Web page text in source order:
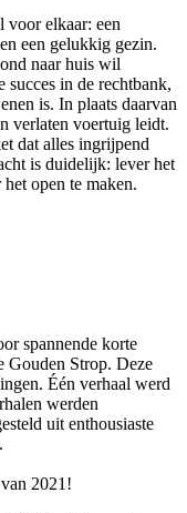
voor elkaar: een
een gelukkig gezin.
naar huis wil
succes in de rechtbank,
is. In plaats daarvan
verlaten voertuig leidt.
dat alles ingrijpend
is duidelijk: lever het
open te maken.
spannende korte
Gouden Strop. Deze
Één verhaal werd
werden
uit enthousiaste
2021!